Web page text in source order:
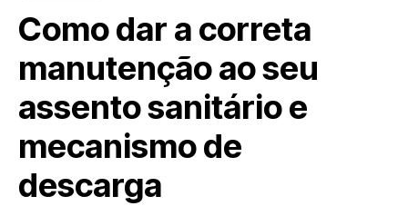
Como dar a correta
manutenção ao seu
assento sanitário e
mecanismo de
descarga